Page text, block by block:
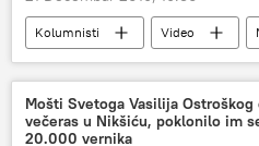
Kolumnisti Video
Emisija „Prorok“
Mošti Svetoga Vasilija Ostroškog
večeras u Nikšiću, poklonilo im
20.000 vernika